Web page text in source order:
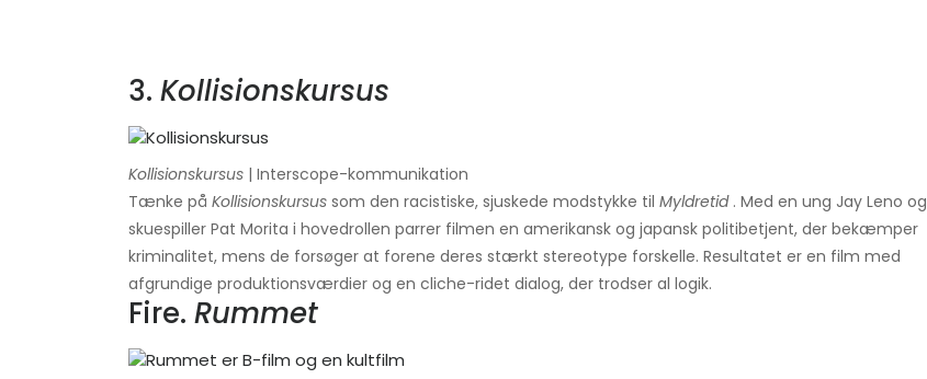
3. Kollisionskursus
Kollisionskursus | Interscope-kommunikation
Tænke på Kollisionskursus som den racistiske, sjuskede modstykke til Myldretid. Med en ung Jay Leno og
skuespiller Pat Morita i hovedrollen parrer filmen en amerikansk og japansk politibetjent, der bekæmper
kriminalitet, mens de forsøger at forene deres stærkt stereotype forskelle. Resultatet er en film med
afgrundige produktionsværdier og en cliche-ridet dialog, der trodser al logik.
Fire. Rummet